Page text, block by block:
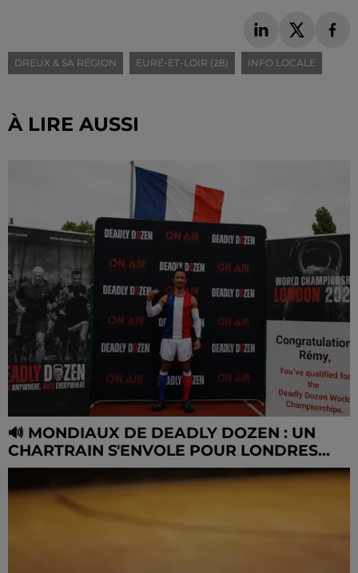
DREUX & SA RÉGION EURE-ET-LOIR (28) INFO LOCALE
À LIRE AUSSI
🔊 MONDIAUX DE DEADLY DOZEN : UN
CHARTRAIN S'ENVOLE POUR LONDRES...